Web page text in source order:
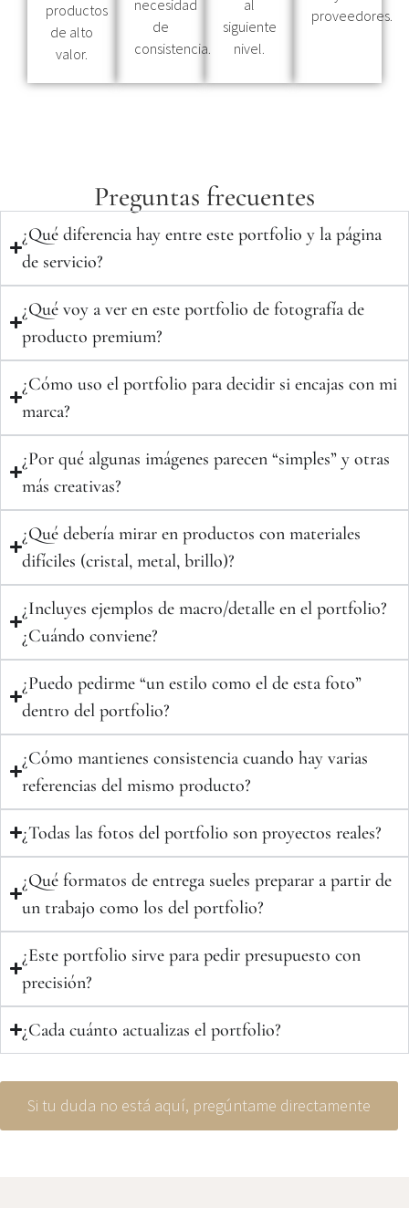
productos
de alto
valor.
necesidad
de
consistencia.
al
siguiente
nivel.
proveedores.
Preguntas frecuentes
¿Qué diferencia hay entre este portfolio y la página
de servicio?
¿Qué voy a ver en este portfolio de fotografía de
producto premium?
¿Cómo uso el portfolio para decidir si encajas con mi
marca?
¿Por qué algunas imágenes parecen “simples” y otras
más creativas?
¿Qué debería mirar en productos con materiales
difíciles (cristal, metal, brillo)?
¿Incluyes ejemplos de macro/detalle en el portfolio?
¿Cuándo conviene?
¿Puedo pedirme “un estilo como el de esta foto”
dentro del portfolio?
¿Cómo mantienes consistencia cuando hay varias
referencias del mismo producto?
¿Todas las fotos del portfolio son proyectos reales?
¿Qué formatos de entrega sueles preparar a partir de
un trabajo como los del portfolio?
¿Este portfolio sirve para pedir presupuesto con
precisión?
¿Cada cuánto actualizas el portfolio?
Si tu duda no está aquí, pregúntame directamente